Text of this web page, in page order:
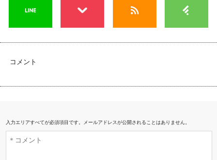
コメント
入力エリアすべてが必須項目です。メールアドレスが公開されることはありません。